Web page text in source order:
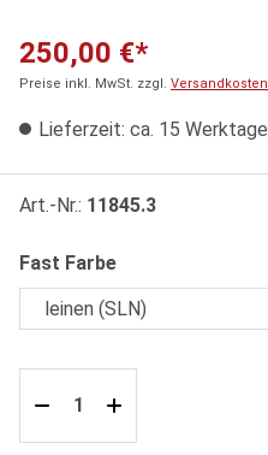
250,00 €*
Preise inkl. MwSt. zzgl. Versandkosten
Lieferzeit: ca. 15 Werktage
Art.-Nr.: 11845.3
Fast Farbeauswählen